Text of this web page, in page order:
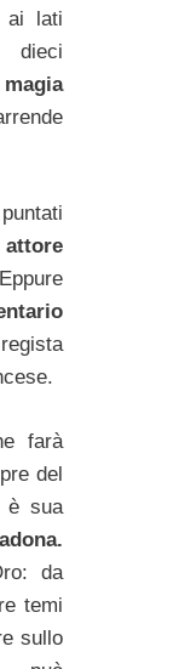
ai lati
dieci
attore
farà
del
è sua
da
temi
sullo